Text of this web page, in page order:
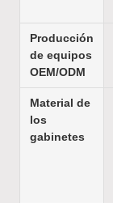
Producción
de equipos
OEM/ODM
Material de
los
gabinetes